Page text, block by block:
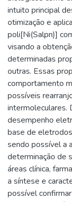
intuito principal
otimização e
poli[Ni(Salpn)]
visando a
determinadas
outras. Essas
comportamento
possíveis
intermoleculares.
desempenho
base de
sendo possível a
determinação de
áreas clínica,
a síntese e
possível